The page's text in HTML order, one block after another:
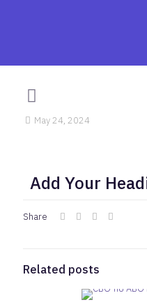
May 24, 2024
Add Your
Share
Related posts